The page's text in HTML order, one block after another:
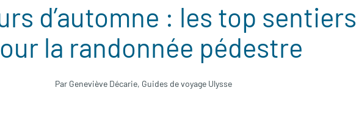
d’automne : les top sentiers
la randonnée pédestre
Par Geneviève Décarie, Guides de voyage Ulysse